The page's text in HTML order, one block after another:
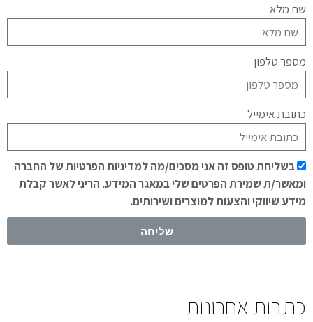
שם מלא
מספר טלפון
כתובת אימייל
בשליחת טופס זה אני מסכים/מה למדיניות הפרטיות של החברה
ומאשר/ת שמירת הפרטים שלי במאגר המידע. הריני לאשר קבלת
מידע שיווקי והצעות למוצרים ושירותים.
שליחה
כתבות אחרונות